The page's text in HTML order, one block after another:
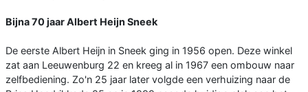
Bijna 70 jaar Albert Heijn Sneek
De eerste Albert Heijn in Sneek ging in 1956 open. Deze winkel
zat aan Leeuwenburg 22 en kreeg al in 1967 een ombouw naar
zelfbediening. Zo'n 25 jaar later volgde een verhuizing naar de